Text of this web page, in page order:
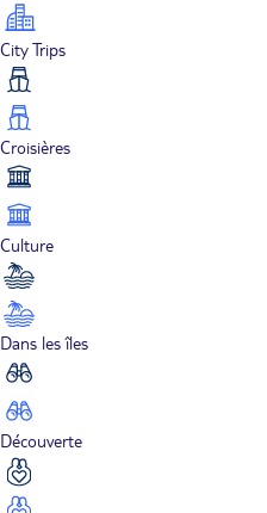
City Trips
Croisières
Culture
Dans les îles
Découverte